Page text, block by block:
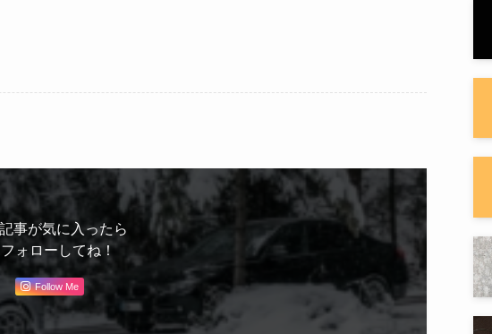
事が気に入ったら
フォローしてね！
Follow Me